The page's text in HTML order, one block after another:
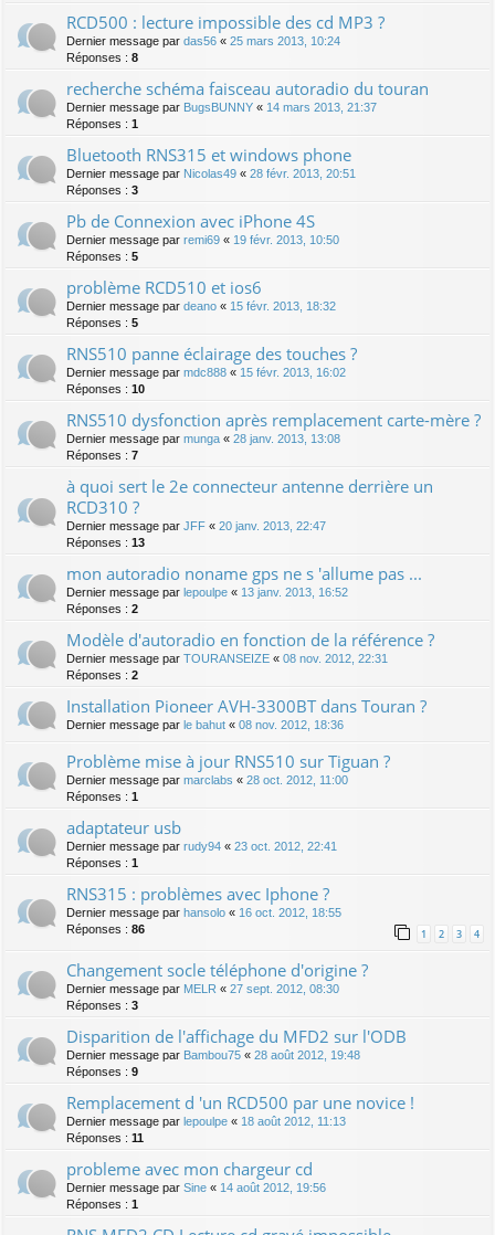
RCD500 : lecture impossible des cd MP3 ?
Dernier message par das56 « 25 mars 2013, 10:24
Réponses : 8
recherche schéma faisceau autoradio du touran
Dernier message par BugsBUNNY « 14 mars 2013, 21:37
Réponses : 1
Bluetooth RNS315 et windows phone
Dernier message par Nicolas49 « 28 févr. 2013, 20:51
Réponses : 3
Pb de Connexion avec iPhone 4S
Dernier message par remi69 « 19 févr. 2013, 10:50
Réponses : 5
problème RCD510 et ios6
Dernier message par deano « 15 févr. 2013, 18:32
Réponses : 5
RNS510 panne éclairage des touches ?
Dernier message par mdc888 « 15 févr. 2013, 16:02
Réponses : 10
RNS510 dysfonction après remplacement carte-mère ?
Dernier message par munga « 28 janv. 2013, 13:08
Réponses : 7
à quoi sert le 2e connecteur antenne derrière un
RCD310 ?
Dernier message par JFF « 20 janv. 2013, 22:47
Réponses : 13
mon autoradio noname gps ne s 'allume pas ...
Dernier message par lepoulpe « 13 janv. 2013, 16:52
Réponses : 2
Modèle d'autoradio en fonction de la référence ?
Dernier message par TOURANSEIZE « 08 nov. 2012, 22:31
Réponses : 2
Installation Pioneer AVH-3300BT dans Touran ?
Dernier message par le bahut « 08 nov. 2012, 18:36
Problème mise à jour RNS510 sur Tiguan ?
Dernier message par marclabs « 28 oct. 2012, 11:00
Réponses : 1
adaptateur usb
Dernier message par rudy94 « 23 oct. 2012, 22:41
Réponses : 1
RNS315 : problèmes avec Iphone ?
Dernier message par hansolo « 16 oct. 2012, 18:55
Réponses : 86 1 2 3 4
Changement socle téléphone d'origine ?
Dernier message par MELR « 27 sept. 2012, 08:30
Réponses : 3
Disparition de l'affichage du MFD2 sur l'ODB
Dernier message par Bambou75 « 28 août 2012, 19:48
Réponses : 9
Remplacement d 'un RCD500 par une novice !
Dernier message par lepoulpe « 18 août 2012, 11:13
Réponses : 11
probleme avec mon chargeur cd
Dernier message par Sine « 14 août 2012, 19:56
Réponses : 1